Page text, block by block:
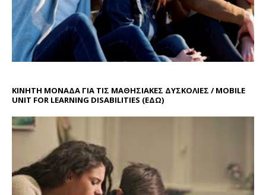
ΚΙΝΗΤΗ ΜΟΝΑΔΑ ΓΙΑ ΤΙΣ ΜΑΘΗΣΙΑΚΕΣ ΔΥΣΚΟΛΙΕΣ / MOBILE
UNIT FOR LEARNING DISABILITIES (ΕΔΩ)